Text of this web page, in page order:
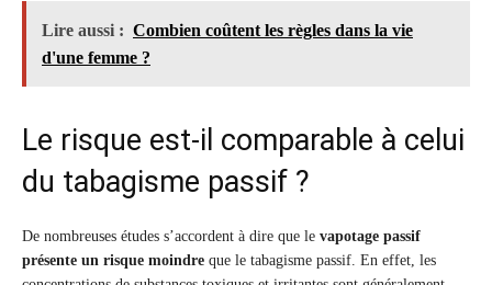
Lire aussi : Combien coûtent les règles dans la vie
d'une femme ?
Le risque est-il comparable à celui
du tabagisme passif ?
De nombreuses études s’accordent à dire que le vapotage passif
présente un risque moindre que le tabagisme passif. En effet, les